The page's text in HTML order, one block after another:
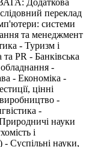
Додаткова
переклад
системи
та менеджмент
- Туризм і
PR - Банківська
-
- Економіка -
цінні
-
-
науки
і
- Суспільні науки,